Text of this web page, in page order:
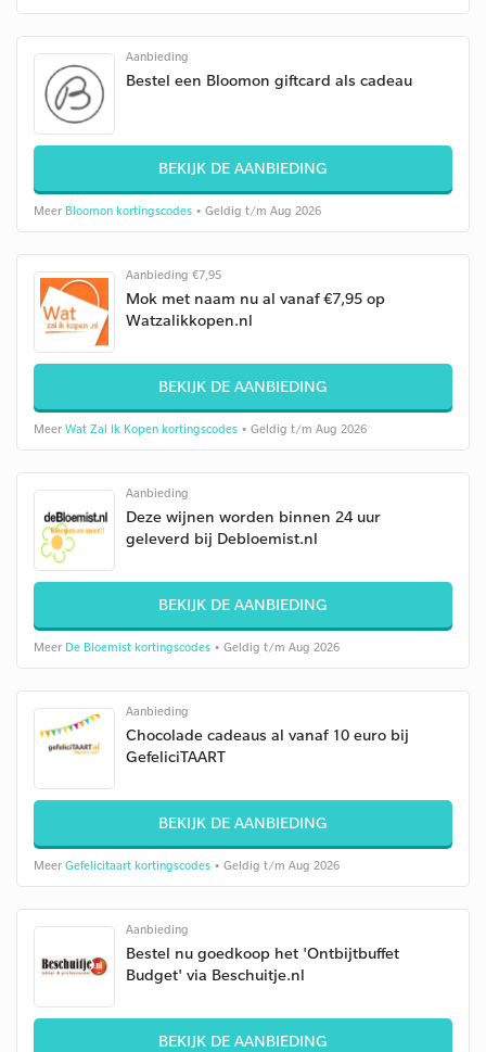
Aanbieding
Bestel een Bloomon giftcard als cadeau
BEKIJK DE AANBIEDING
Meer Bloomon kortingscodes • Geldig t/m Aug 2026
Aanbieding €7,95
Mok met naam nu al vanaf €7,95 op
Watzalikkopen.nl
BEKIJK DE AANBIEDING
Meer Wat Zal Ik Kopen kortingscodes • Geldig t/m Aug 2026
Aanbieding
Deze wijnen worden binnen 24 uur
geleverd bij Debloemist.nl
BEKIJK DE AANBIEDING
Meer De Bloemist kortingscodes • Geldig t/m Aug 2026
Aanbieding
Chocolade cadeaus al vanaf 10 euro bij
GefeliciTAART
BEKIJK DE AANBIEDING
Meer Gefelicitaart kortingscodes • Geldig t/m Aug 2026
Aanbieding
Bestel nu goedkoop het 'Ontbijtbuffet
Budget' via Beschuitje.nl
BEKIJK DE AANBIEDING